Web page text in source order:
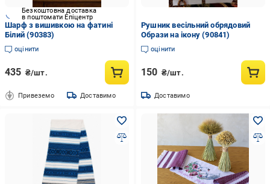
Безкоштовна доставка
в поштомати Епіцентр
Шарф з вишивкою на фатині
Білий (90383)
оцінити
435 ₴/шт.
Привеземо Доставимо
Рушник весільний обрядовий
Образи на ікону (90841)
оцінити
150 ₴/шт.
Доставимо